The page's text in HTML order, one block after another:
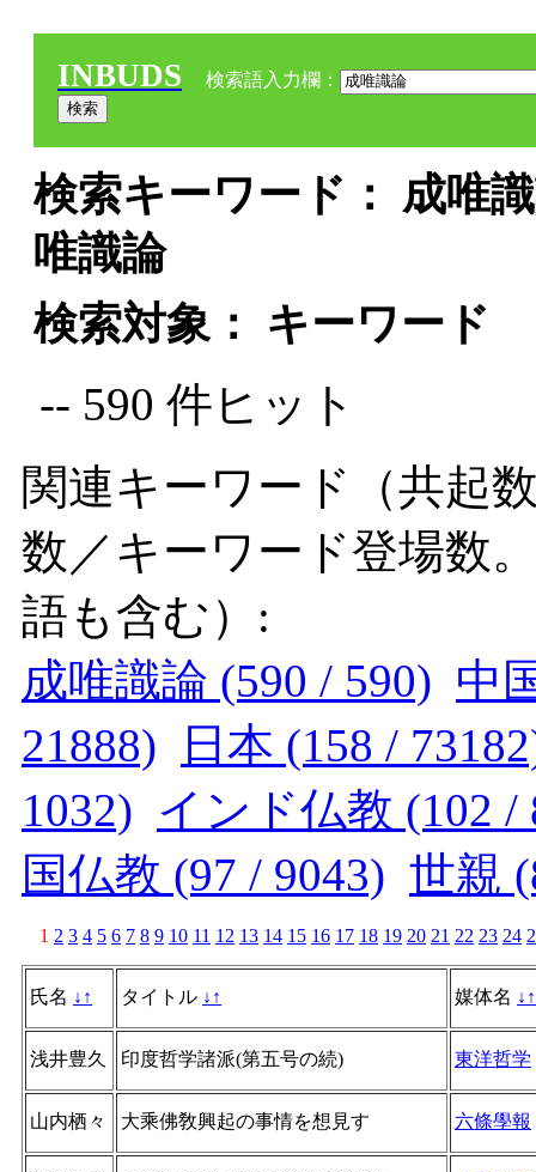
INBUDS 検索語入力欄：
検索キーワード： 成唯
唯識論
検索対象： キーワード
-- 590 件ヒット
関連キーワード（共起
数／キーワード登場数
語も含む）:
成唯識論 (590 / 590) 中
21888)
日本 (158 /
1032) インド仏教 (102 /
国仏教 (97 / 9043) 世親
1 2 3 4 5 6 7 8 9 10 11 12 13 14 15 16 17 18 19 20 21 22 23 24
氏名 ↓ ↑ タイトル ↓ ↑ 媒体名 ↓ ↑
浅井豊久 印度哲学諸派(第五号の続) 東洋哲学
山内栖々 大乘佛敎興起の事情を想見す 六條學報